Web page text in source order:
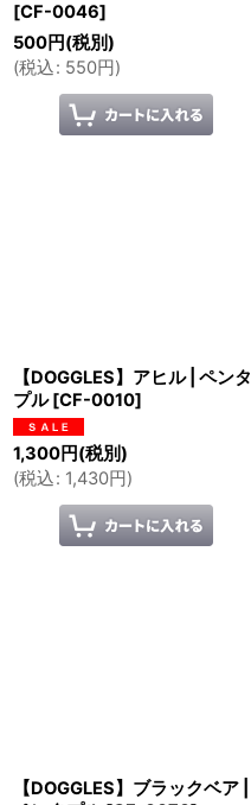
[CF-0046]
500円(税別)
(税込: 550円)
【DOGGLES】アヒル | ペンタ
プル [CF-0010]
1,300円(税別)
(税込: 1,430円)
【DOGGLES】ブラックベア |